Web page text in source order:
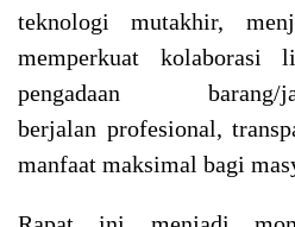
teknologi mutakhir,
memperkuat kolaborasi
pengadaan
berjalan profesional,
manfaat maksimal bagi